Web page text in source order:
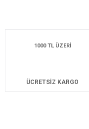
1000 TL ÜZERİ
ÜCRETSİZ KARGO